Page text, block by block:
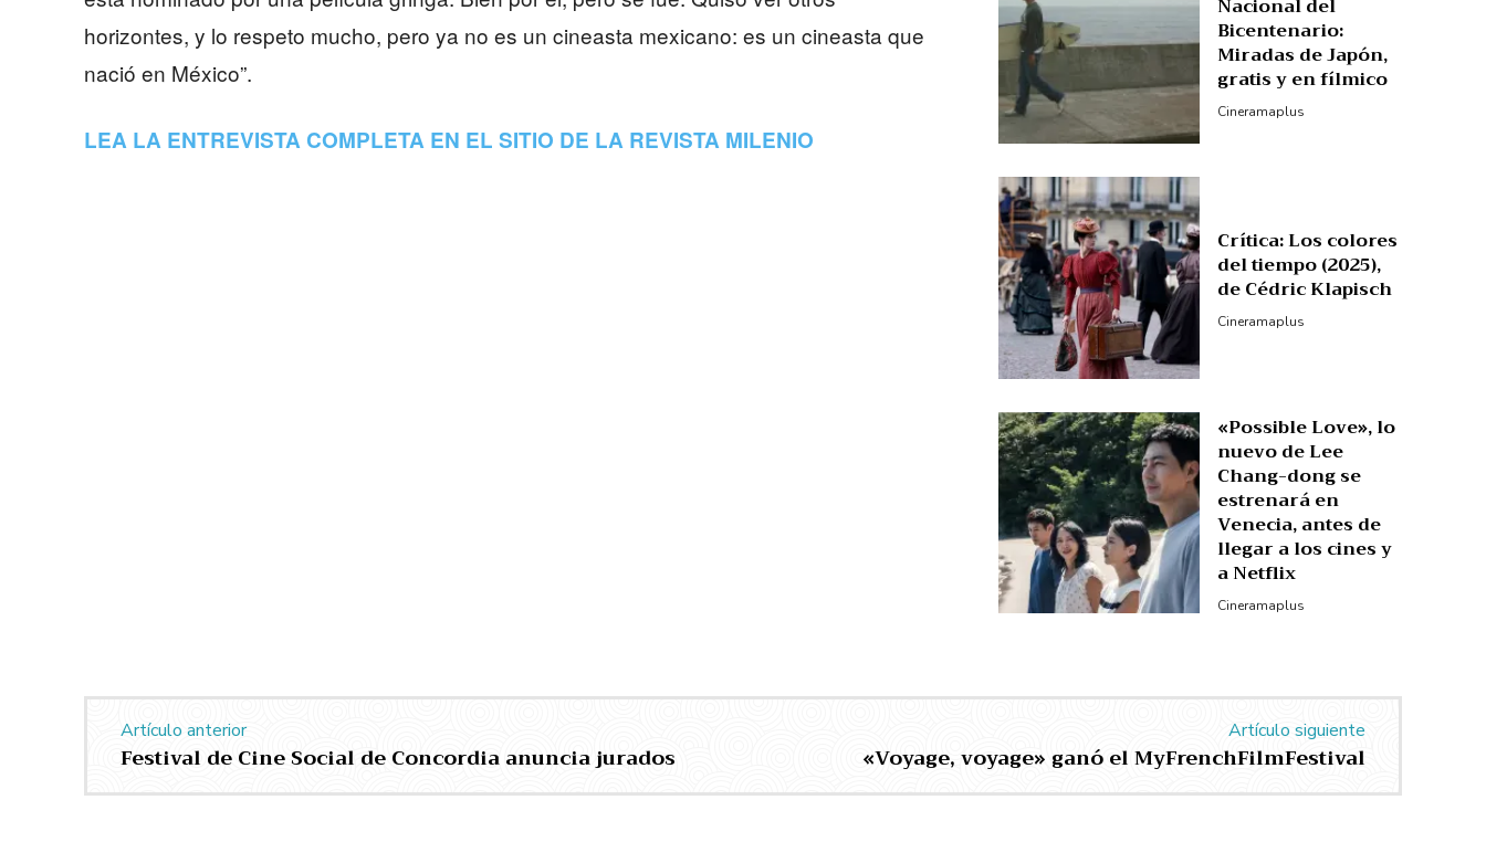
horizontes, y lo respeto mucho, pero ya no es un cineasta mexicano: es un cineasta que
nació en México”.
LEA LA ENTREVISTA COMPLETA EN EL SITIO DE LA REVISTA MILENIO
Bicentenario:
Miradas de Japón,
gratis y en fílmico
Cineramaplus
Crítica: Los colores
del tiempo (2025),
de Cédric Klapisch
Cineramaplus
«Possible Love», lo
nuevo de Lee
Chang-dong se
estrenará en
Venecia, antes de
llegar a los cines y
a Netflix
Cineramaplus
Artículo anterior
Festival de Cine Social de Concordia anuncia jurados
Artículo siguiente
«Voyage, voyage» ganó el MyFrenchFilmFestival